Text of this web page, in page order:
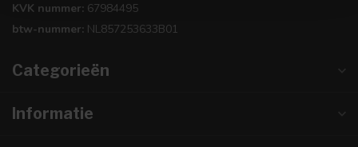
KVK nummer: 67984495
btw-nummer: NL857253633B01
Categorieën
Informatie